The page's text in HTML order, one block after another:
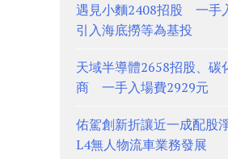
遇見小麵2408招股 一手
引入海底撈等為基投
天域半導體2658招股、碳
商 一手入場費2929元
佑駕創新折讓近一成配
L4無人物流車業務發展